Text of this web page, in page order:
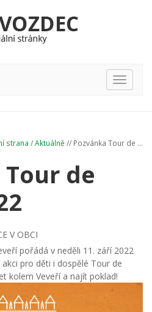
Hlavní
nabídka
strana /Aktuálně // Pozvánka Tour de ...
de
V OBCI
pořádá v neděli 11. září 2022
pro děti i dospělé Tour de
kolem Veveří a najít poklad!